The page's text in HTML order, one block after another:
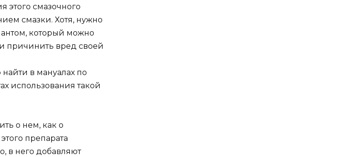
этого смазочного
смазки. Хотя, нужно
который можно
причинить вред своей
в мануалах по
использования такой
о нем, как о
препарата
в него добавляют